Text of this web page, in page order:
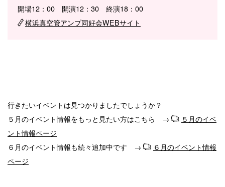
開場12：00 開演12：30 終演18：00
横浜真空管アンプ同好会WEBサイト
行きたいイベントは見つかりましたでしょうか？
５月のイベント情報をもっと見たい方はこちら →
５月のイベ
ント情報ページ
６月のイベント情報も続々追加中です →
６月のイベント情報
ページ